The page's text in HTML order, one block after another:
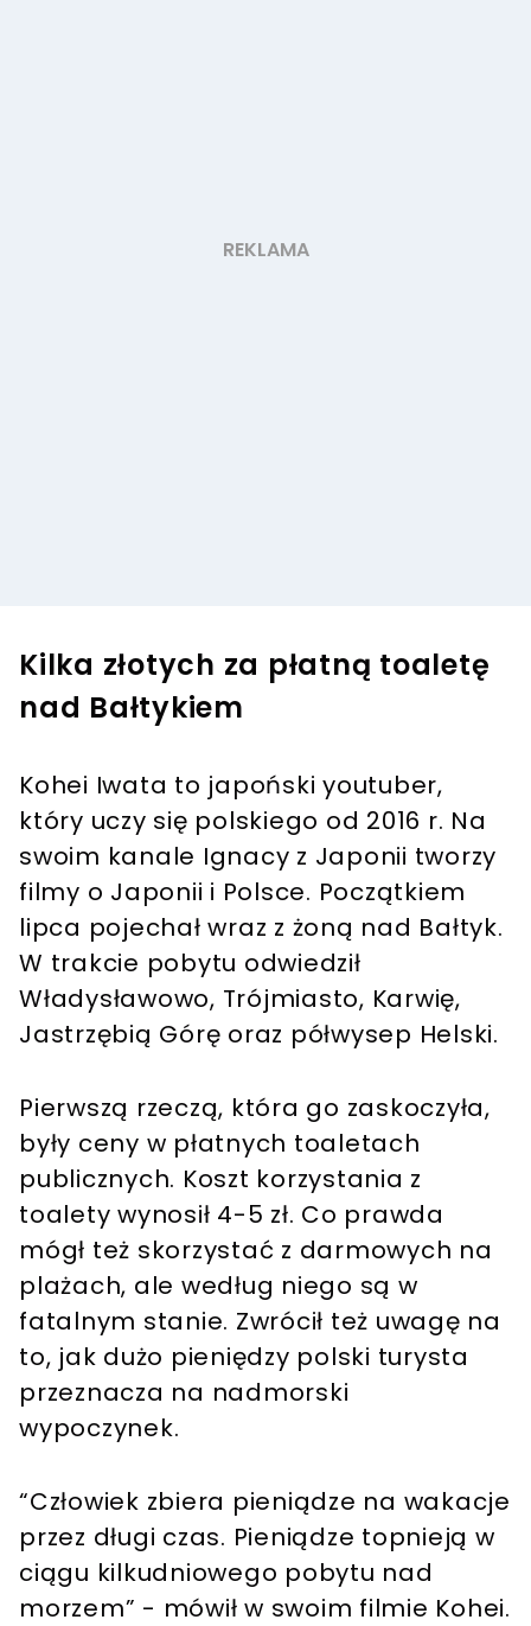
Kilka złotych za płatną toaletę
nad Bałtykiem
Kohei Iwata to japoński youtuber,
który uczy się polskiego od 2016 r. Na
swoim kanale Ignacy z Japonii tworzy
filmy o Japonii i Polsce. Początkiem
lipca pojechał wraz z żoną nad Bałtyk.
W trakcie pobytu odwiedził
Władysławowo, Trójmiasto, Karwię,
Jastrzębią Górę oraz półwysep Helski.
Pierwszą rzeczą, która go zaskoczyła,
były ceny w płatnych toaletach
publicznych. Koszt korzystania z
toalety wynosił 4-5 zł. Co prawda
mógł też skorzystać z darmowych na
plażach, ale według niego są w
fatalnym stanie. Zwrócił też uwagę na
to, jak dużo pieniędzy polski turysta
przeznacza na nadmorski
wypoczynek.
“Człowiek zbiera pieniądze na wakacje
przez długi czas. Pieniądze topnieją w
ciągu kilkudniowego pobytu nad
morzem” - mówił w swoim filmie Kohei.